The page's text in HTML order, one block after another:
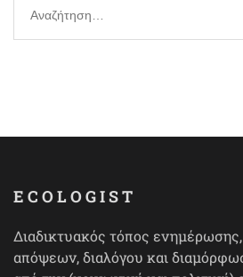
Αναζήτηση
για:
ECOLOGIST
Διαδικτυακός τόπος
απόψεων, διαλόγου και